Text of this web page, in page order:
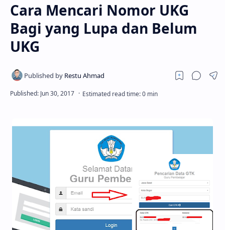
Kartu NISN
Kartu NISN Foto
Cara Mencari Nomor UKG
Bagi yang Lupa dan Belum
UKG